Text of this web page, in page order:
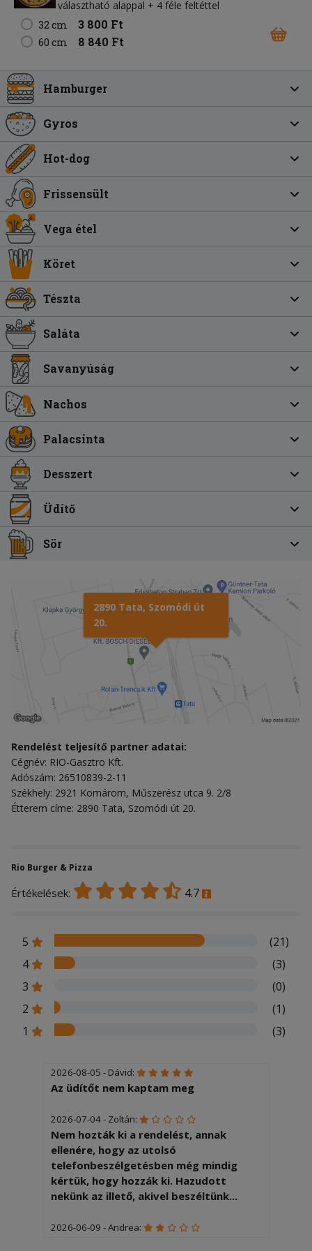
választható alappal + 4 féle feltéttel
32 cm
3 800 Ft
60 cm 8 840 Ft
Hamburger
Gyros
Hot-dog
Frissensült
Vega étel
Köret
Tészta
Saláta
Savanyúság
Nachos
Palacsinta
Desszert
Üdítő
Sör
2890 Tata, Szomódi út
20.
Rendelést teljesítő partner adatai:
Cégnév: RIO-Gasztro Kft.
Adószám: 26510839-2-11
Székhely: 2921 Komárom, Műszerész utca 9. 2/8
Étterem címe: 2890 Tata, Szomódi út 20.
Rio Burger & Pizza
Értékelések: 4.7
5
(21)
4
(3)
3
(0)
2
(1)
1
(3)
2026-08-05 - Dávid:
Az üdítőt nem kaptam meg
2026-07-04 - Zoltán:
Nem hozták ki a rendelést, annak
ellenére, hogy az utolsó
telefonbeszélgetésben még mindig
kértük, hogy hozzák ki. Hazudott
nekünk az illető, akivel beszéltünk...
2026-06-09 - Andrea: